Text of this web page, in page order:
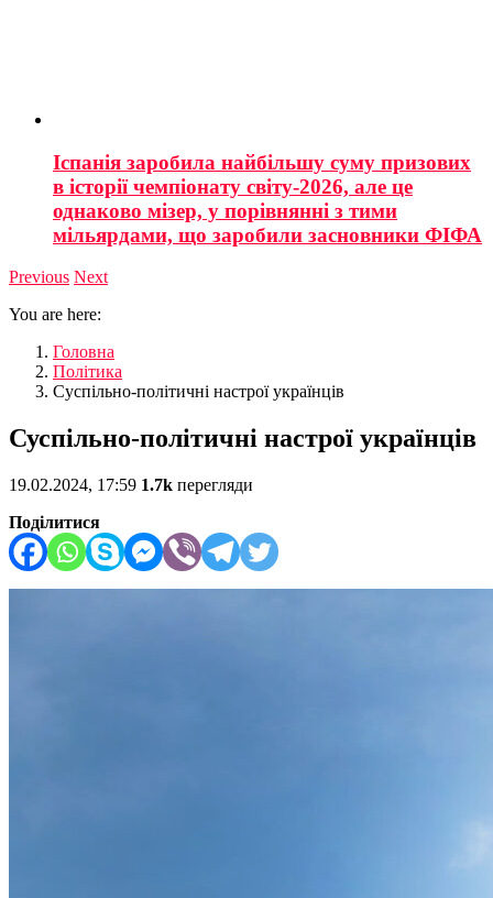
Іспанія заробила найбільшу суму призових
в історії чемпіонату світу-2026, але це
однаково мізер, у порівнянні з тими
мільярдами, що заробили засновники ФІФА
Previous Next
You are here:
Головна
Політика
Суспільно-політичні настрої українців
Суспільно-політичні настрої українців
19.02.2024, 17:59 1.7k перегляди
Поділитися